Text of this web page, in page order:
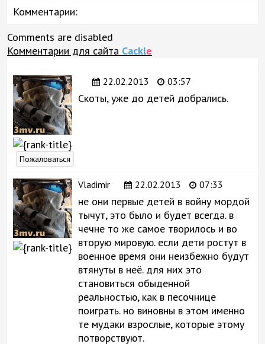
Комментарии:
Comments are disabled
Комментарии для сайта Cackle
22.02.2013 03:57
Скоты, уже до детей добрались.
Пожаловаться
Vladimir 22.02.2013 07:33
не они первые детей в войну мордой
тычут, это было и будет всегда. в
чечне то же самое творилось и во
вторую мировую. если дети ростут в
военное время они неизбежно будут
втянуты в неё. для них это
становиться обыденной
реальностью, как в песочнице
поиграть. но виновны в этом именно
те мудаки взрослые, которые этому
потворствуют.